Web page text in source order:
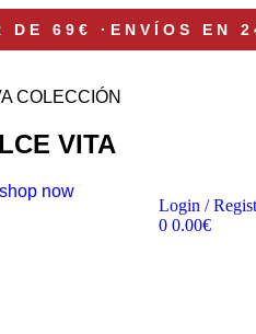
DE 69€ · ENVÍOS EN
COLECCIÓN
VITA
shop now
Login /
0 0.00€